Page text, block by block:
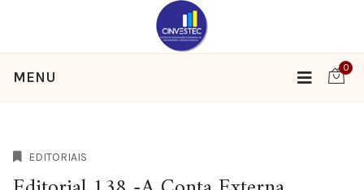
MENU
0
EDITORIAIS